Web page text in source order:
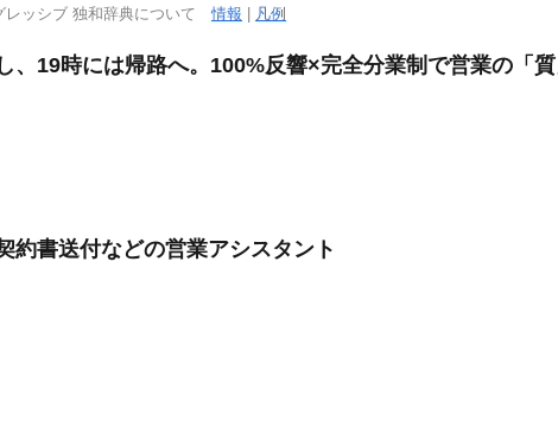
レッシブ 独和辞典について情報 凡例
、19時には帰路へ。100%反響×完全分業制で営業の「
約書送付などの営業アシスタント